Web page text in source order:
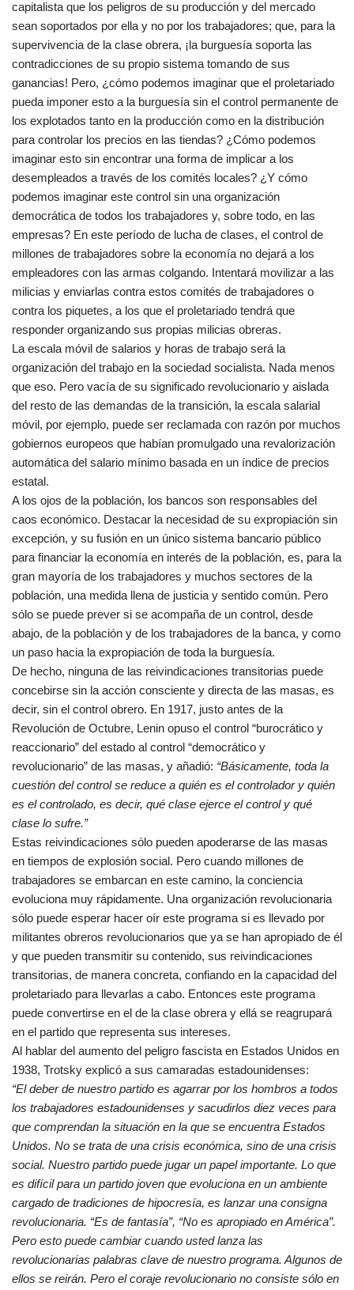
capitalista que los peligros de su producción y del mercado
sean soportados por ella y no por los trabajadores; que, para la
supervivencia de la clase obrera, ¡la burguesía soporta las
contradicciones de su propio sistema tomando de sus
ganancias! Pero, ¿cómo podemos imaginar que el proletariado
pueda imponer esto a la burguesía sin el control permanente de
los explotados tanto en la producción como en la distribución
para controlar los precios en las tiendas? ¿Cómo podemos
imaginar esto sin encontrar una forma de implicar a los
desempleados a través de los comités locales? ¿Y cómo
podemos imaginar este control sin una organización
democrática de todos los trabajadores y, sobre todo, en las
empresas? En este período de lucha de clases, el control de
millones de trabajadores sobre la economía no dejará a los
empleadores con las armas colgando. Intentará movilizar a las
milicias y enviarlas contra estos comités de trabajadores o
contra los piquetes, a los que el proletariado tendrá que
responder organizando sus propias milicias obreras.
La escala móvil de salarios y horas de trabajo será la
organización del trabajo en la sociedad socialista. Nada menos
que eso. Pero vacía de su significado revolucionario y aislada
del resto de las demandas de la transición, la escala salarial
móvil, por ejemplo, puede ser reclamada con razón por muchos
gobiernos europeos que habían promulgado una revalorización
automática del salario mínimo basada en un índice de precios
estatal.
A los ojos de la población, los bancos son responsables del
caos económico. Destacar la necesidad de su expropiación sin
excepción, y su fusión en un único sistema bancario público
para financiar la economía en interés de la población, es, para la
gran mayoría de los trabajadores y muchos sectores de la
población, una medida llena de justicia y sentido común. Pero
sólo se puede prever si se acompaña de un control, desde
abajo, de la población y de los trabajadores de la banca, y como
un paso hacia la expropiación de toda la burguesía.
De hecho, ninguna de las reivindicaciones transitorias puede
concebirse sin la acción consciente y directa de las masas, es
decir, sin el control obrero. En 1917, justo antes de la
Revolución de Octubre, Lenin opuso el control “burocrático y
reaccionario” del estado al control “democrático y
revolucionario” de las masas, y añadió: “Básicamente, toda la
cuestión del control se reduce a quién es el controlador y quién
es el controlado, es decir, qué clase ejerce el control y qué
clase lo sufre.”
Estas reivindicaciones sólo pueden apoderarse de las masas
en tiempos de explosión social. Pero cuando millones de
trabajadores se embarcan en este camino, la conciencia
evoluciona muy rápidamente. Una organización revolucionaria
sólo puede esperar hacer oír este programa si es llevado por
militantes obreros revolucionarios que ya se han apropiado de él
y que pueden transmitir su contenido, sus reivindicaciones
transitorias, de manera concreta, confiando en la capacidad del
proletariado para llevarlas a cabo. Entonces este programa
puede convertirse en el de la clase obrera y ellá se reagrupará
en el partido que representa sus intereses.
Al hablar del aumento del peligro fascista en Estados Unidos en
1938, Trotsky explicó a sus camaradas estadounidenses:
“El deber de nuestro partido es agarrar por los hombros a todos
los trabajadores estadounidenses y sacudirlos diez veces para
que comprendan la situación en la que se encuentra Estados
Unidos. No se trata de una crisis económica, sino de una crisis
social. Nuestro partido puede jugar un papel importante. Lo que
es difícil para un partido joven que evoluciona en un ambiente
cargado de tradiciones de hipocresía, es lanzar una consigna
revolucionaria. “Es de fantasía”, “No es apropiado en América”.
Pero esto puede cambiar cuando usted lanza las
revolucionarias palabras clave de nuestro programa. Algunos de
ellos se reirán. Pero el coraje revolucionario no consiste sólo en